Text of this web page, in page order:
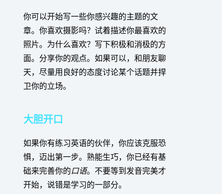
你可以开始写一些你感兴趣的主题的文
章。你喜欢摄影吗？试着描述你最喜欢的
照片。为什么喜欢？写下积极和消极的方
面。分享你的观点。如果可以，和朋友聊
天，尽量用良好的态度讨论某个话题并捍
卫你的立场。
大胆开口
如果你有练习英语的伙伴，你应该克服恐
惧，迈出第一步。熟能生巧，你已经有基
础来完善你的口语。不要等到发音完美才
开始，说错是学习的一部分。